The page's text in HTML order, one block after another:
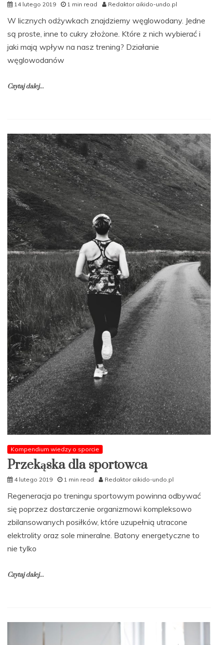
14 lutego 2019 1 min read Redaktor aikido-undo.pl
W licznych odżywkach znajdziemy węglowodany. Jedne
są proste, inne to cukry złożone. Które z nich wybierać i
jaki mają wpływ na nasz trening? Działanie
węglowodanów
Czytaj dalej...
Kompendium wiedzy o sporcie
Przekąska dla sportowca
4 lutego 2019 1 min read Redaktor aikido-undo.pl
Regeneracja po treningu sportowym powinna odbywać
się poprzez dostarczenie organizmowi kompleksowo
zbilansowanych posiłków, które uzupełnią utracone
elektrolity oraz sole mineralne. Batony energetyczne to
nie tylko
Czytaj dalej...